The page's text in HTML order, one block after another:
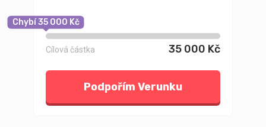
Chybí 35 000 Kč
Cílová částka 35 000 Kč
Podpořím Verunku